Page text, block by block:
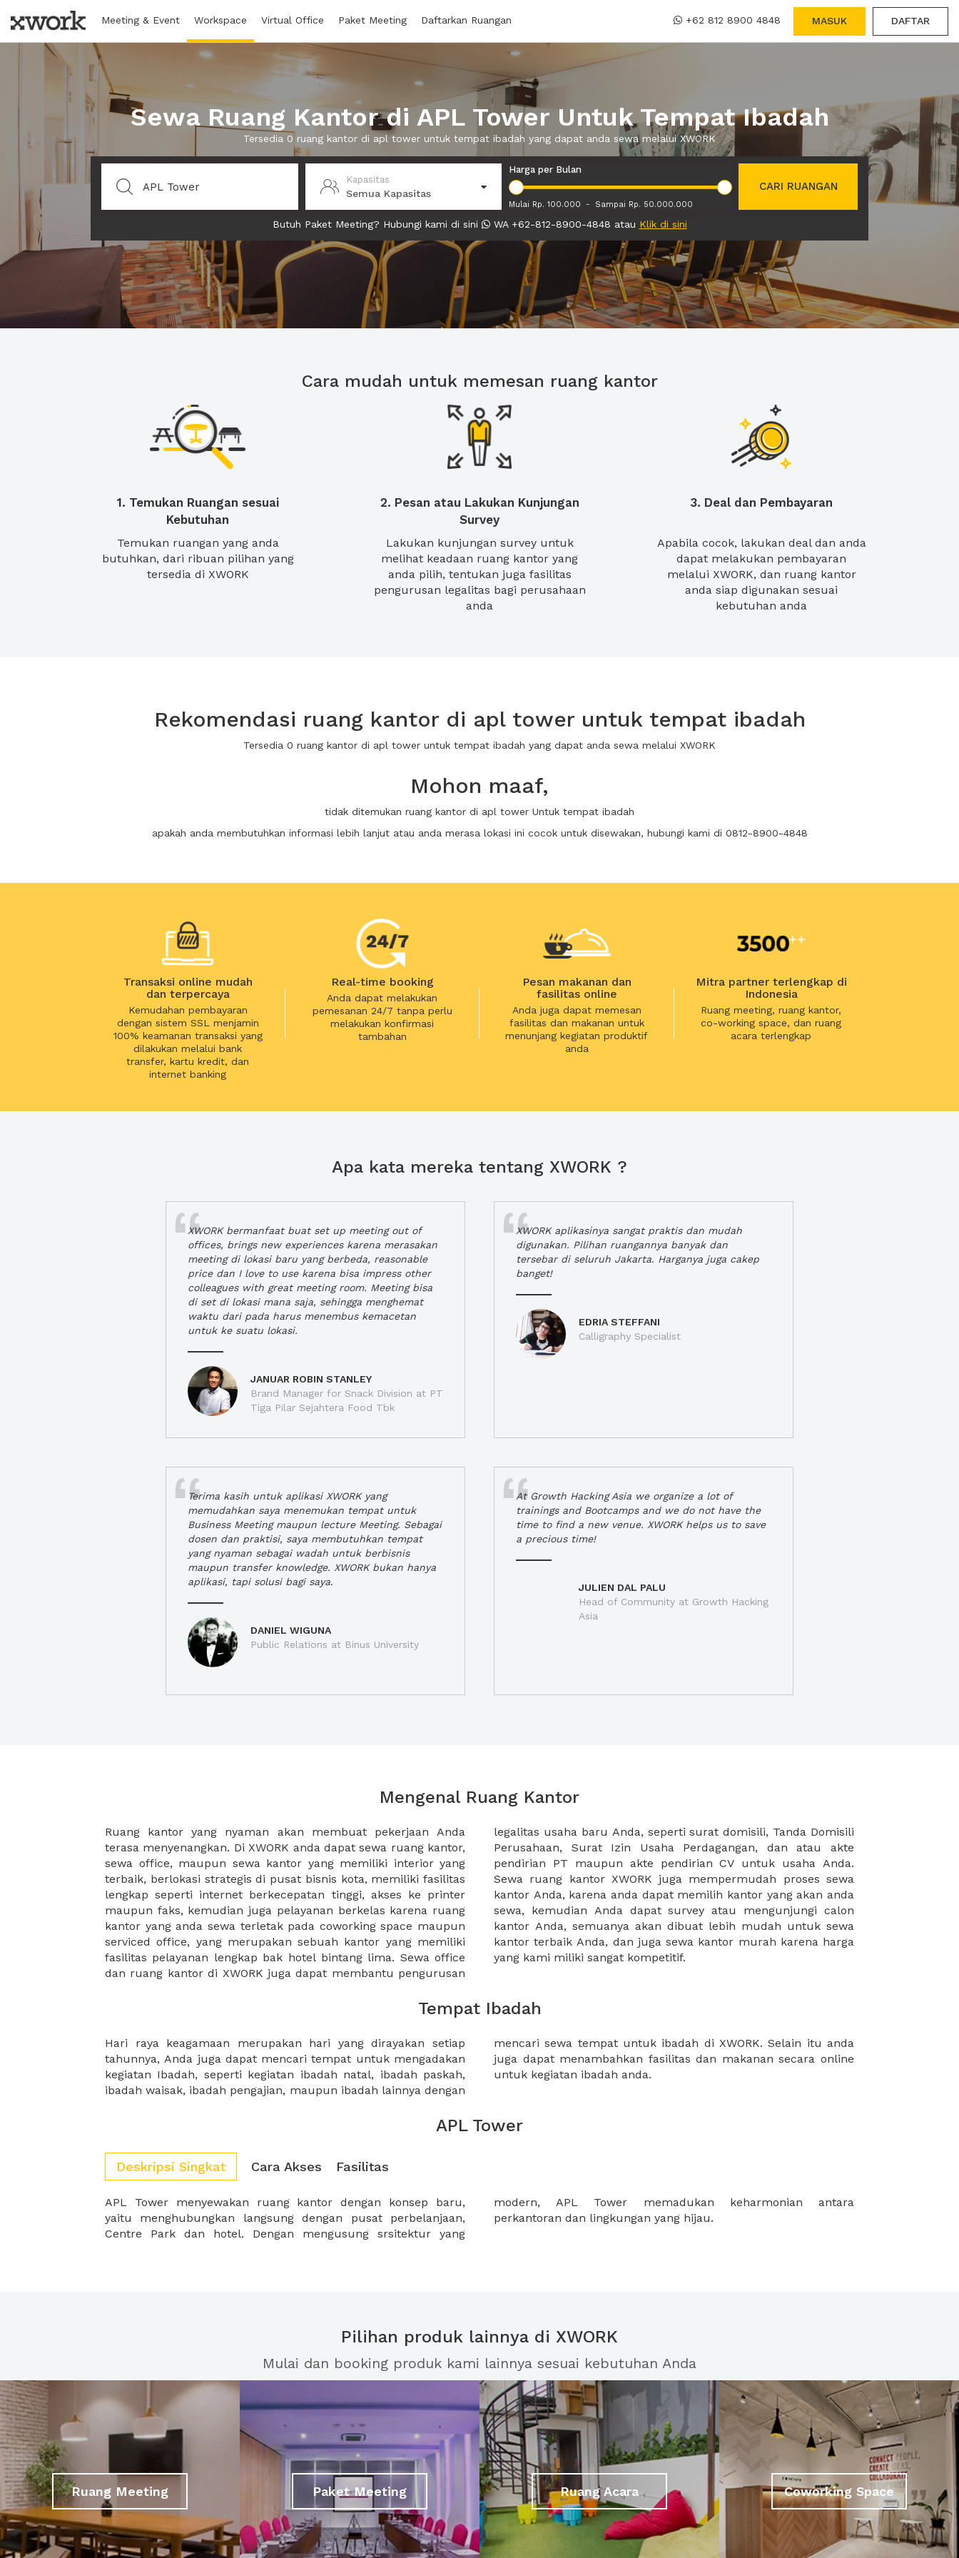
Meeting & Event Workspace Virtual Office Paket Meeting Daftarkan Ruangan +62 812 8900 4848 MASUK DAFTAR
Sewa Ruang Kantor di APL Tower Untuk Tempat Ibadah
Tersedia 0 ruang kantor di apl tower untuk tempat ibadah yang dapat anda sewa melalui XWORK
Kapasitas
Semua Kapasitas
Harga per Bulan
Mulai Rp. 100.000 - Sampai Rp. 50.000.000
CARI RUANGAN
Butuh Paket Meeting? Hubungi kami di sini WA +62-812-8900-4848 atau Klik di sini
Cara mudah untuk memesan ruang kantor
1. Temukan Ruangan sesuai
Kebutuhan
Temukan ruangan yang anda
butuhkan, dari ribuan pilihan yang
tersedia di XWORK
2. Pesan atau Lakukan Kunjungan
Survey
Lakukan kunjungan survey untuk
melihat keadaan ruang kantor yang
anda pilih, tentukan juga fasilitas
pengurusan legalitas bagi perusahaan
anda
3. Deal dan Pembayaran
Apabila cocok, lakukan deal dan anda
dapat melakukan pembayaran
melalui XWORK, dan ruang kantor
anda siap digunakan sesuai
kebutuhan anda
Rekomendasi ruang kantor di apl tower untuk tempat ibadah
Tersedia 0 ruang kantor di apl tower untuk tempat ibadah yang dapat anda sewa melalui XWORK
Mohon maaf,
tidak ditemukan ruang kantor di apl tower Untuk tempat ibadah
apakah anda membutuhkan informasi lebih lanjut atau anda merasa lokasi ini cocok untuk disewakan, hubungi kami di 0812-8900-4848
Transaksi online mudah
dan terpercaya
Kemudahan pembayaran
dengan sistem SSL menjamin
100% keamanan transaksi yang
dilakukan melalui bank
transfer, kartu kredit, dan
internet banking
Real-time booking
Anda dapat melakukan
pemesanan 24/7 tanpa perlu
melakukan konfirmasi
tambahan
Pesan makanan dan
fasilitas online
Anda juga dapat memesan
fasilitas dan makanan untuk
menunjang kegiatan produktif
anda
Mitra partner terlengkap di
Indonesia
Ruang meeting, ruang kantor,
co-working space, dan ruang
acara terlengkap
Apa kata mereka tentang XWORK ?
XWORK bermanfaat buat set up meeting out of
offices, brings new experiences karena merasakan
meeting di lokasi baru yang berbeda, reasonable
price dan I love to use karena bisa impress other
colleagues with great meeting room. Meeting bisa
di set di lokasi mana saja, sehingga menghemat
waktu dari pada harus menembus kemacetan
untuk ke suatu lokasi.
JANUAR ROBIN STANLEY
Brand Manager for Snack Division at PT
Tiga Pilar Sejahtera Food Tbk
XWORK aplikasinya sangat praktis dan mudah
digunakan. Pilihan ruangannya banyak dan
tersebar di seluruh Jakarta. Harganya juga cakep
banget!
EDRIA STEFFANI
Calligraphy Specialist
Terima kasih untuk aplikasi XWORK yang
memudahkan saya menemukan tempat untuk
Business Meeting maupun lecture Meeting. Sebagai
dosen dan praktisi, saya membutuhkan tempat
yang nyaman sebagai wadah untuk berbisnis
maupun transfer knowledge. XWORK bukan hanya
aplikasi, tapi solusi bagi saya.
DANIEL WIGUNA
Public Relations at Binus University
At Growth Hacking Asia we organize a lot of
trainings and Bootcamps and we do not have the
time to find a new venue. XWORK helps us to save
a precious time!
JULIEN DAL PALU
Head of Community at Growth Hacking
Asia
Mengenal Ruang Kantor
Ruang kantor yang nyaman akan membuat pekerjaan Anda
terasa menyenangkan. Di XWORK anda dapat sewa ruang kantor,
sewa office, maupun sewa kantor yang memiliki interior yang
terbaik, berlokasi strategis di pusat bisnis kota, memiliki fasilitas
lengkap seperti internet berkecepatan tinggi, akses ke printer
maupun faks, kemudian juga pelayanan berkelas karena ruang
kantor yang anda sewa terletak pada coworking space maupun
serviced office, yang merupakan sebuah kantor yang memiliki
fasilitas pelayanan lengkap bak hotel bintang lima. Sewa office
dan ruang kantor di XWORK juga dapat membantu pengurusan
legalitas usaha baru Anda, seperti surat domisili, Tanda Domisili
Perusahaan, Surat Izin Usaha Perdagangan, dan atau akte
pendirian PT maupun akte pendirian CV untuk usaha Anda.
Sewa ruang kantor XWORK juga mempermudah proses sewa
kantor Anda, karena anda dapat memilih kantor yang akan anda
sewa, kemudian Anda dapat survey atau mengunjungi calon
kantor Anda, semuanya akan dibuat lebih mudah untuk sewa
kantor terbaik Anda, dan juga sewa kantor murah karena harga
yang kami miliki sangat kompetitif.
Tempat Ibadah
Hari raya keagamaan merupakan hari yang dirayakan setiap
tahunnya, Anda juga dapat mencari tempat untuk mengadakan
kegiatan Ibadah, seperti kegiatan ibadah natal, ibadah paskah,
ibadah waisak, ibadah pengajian, maupun ibadah lainnya dengan
mencari sewa tempat untuk ibadah di XWORK. Selain itu anda
juga dapat menambahkan fasilitas dan makanan secara online
untuk kegiatan ibadah anda.
APL Tower
Deskripsi Singkat Cara Akses Fasilitas
APL Tower menyewakan ruang kantor dengan konsep baru,
yaitu menghubungkan langsung dengan pusat perbelanjaan,
Centre Park dan hotel. Dengan mengusung srsitektur yang
modern, APL Tower memadukan keharmonian antara
perkantoran dan lingkungan yang hijau.
Pilihan produk lainnya di XWORK
Mulai dan booking produk kami lainnya sesuai kebutuhan Anda
Ruang Meeting Paket Meeting Ruang Acara Coworking Space